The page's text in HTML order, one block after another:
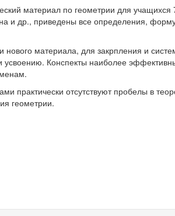
материал по геометрии для учащихся
и др., приведены все определения,
нового материала, для закрпления и
Конспекты наиболее
практически отсутствуют пробелы в
геометрии.